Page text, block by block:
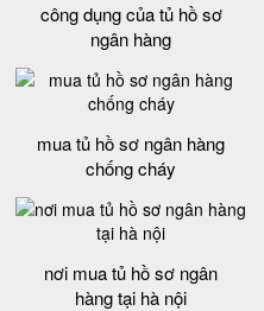
công dụng của tủ hồ sơ
ngân hàng
mua tủ hồ sơ ngân hàng
chống cháy
nơi mua tủ hồ sơ ngân
hàng tại hà nội